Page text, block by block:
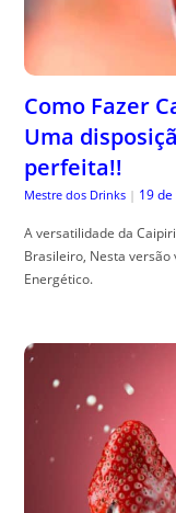
Como Fazer
Uma
perfeita!!
Mestre dos Drinks | 19
A versatilidade da
Brasileiro, Nesta versão
Energético.